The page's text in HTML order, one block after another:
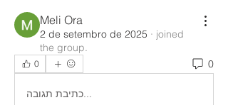
Meli Ora
2 de setembro de 2025 · joined
the group.
0 0